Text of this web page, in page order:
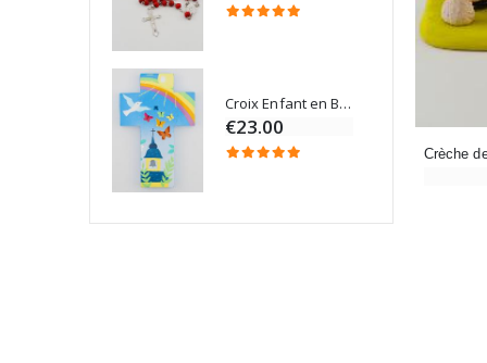
Croix Enfant en Bois Eglise Papillons et Arc-en-ciel 15 cm
€23.00